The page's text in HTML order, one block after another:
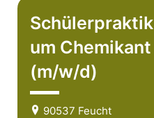
Schülerpraktik
um Chemikant
(m/w/d)
90537 Feucht